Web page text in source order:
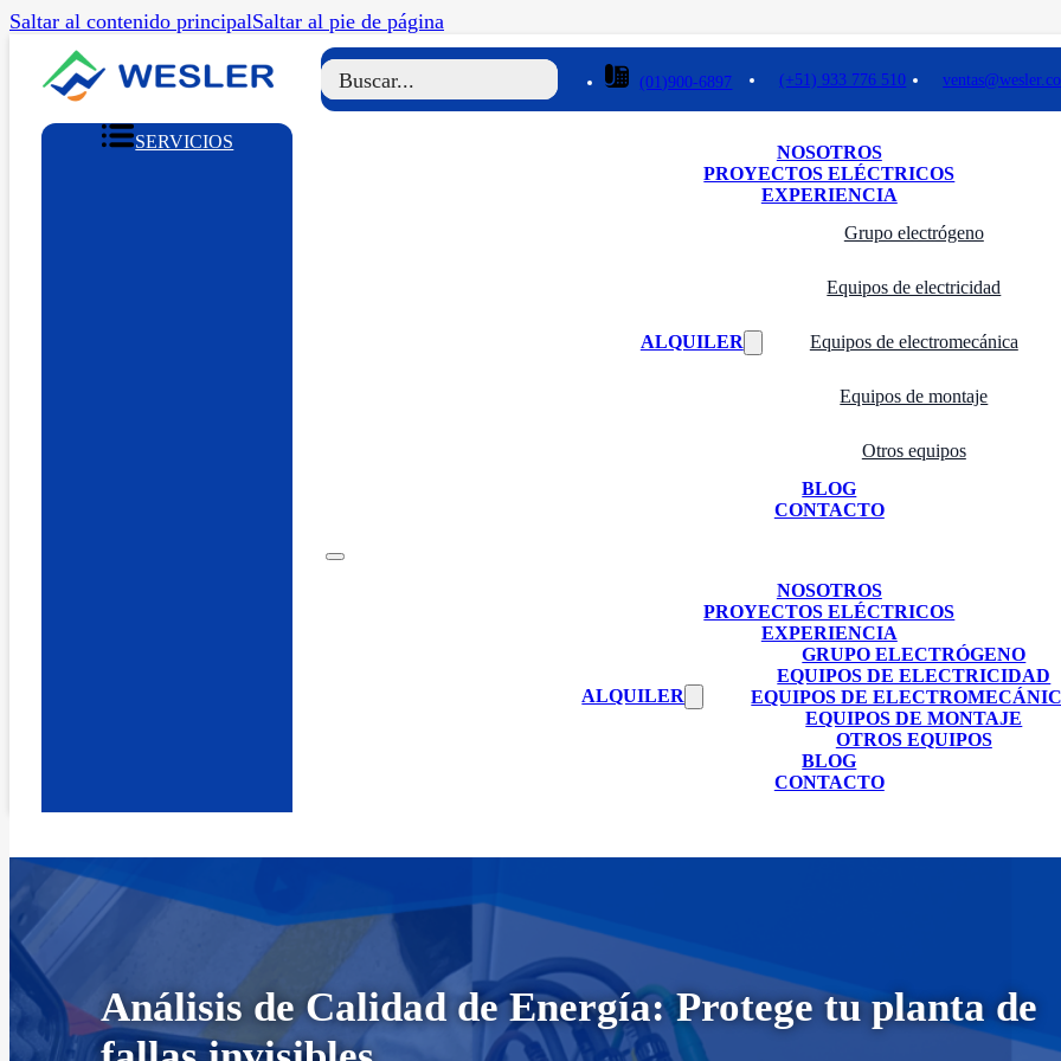
Saltar al contenido principalSaltar al pie de página
(01)900-6897 (+51) 933 776 510
SERVICIOS
NOSOTROS
PROYECTOS ELÉCTRICOS
EXPERIENCIA
ALQUILER
Grupo electrógeno
Equipos de electricidad
Equipos de electromecánica
Equipos de montaje
Otros equipos
BLOG
CONTACTO
NOSOTROS
PROYECTOS ELÉCTRICOS
EXPERIENCIA
ALQUILER
GRUPO ELECTRÓGENO
EQUIPOS DE ELECTRICIDAD
EQUIPOS DE
EQUIPOS DE MONTAJE
OTROS EQUIPOS
BLOG
CONTACTO
Análisis de Calidad de Energía: Protege tu planta de